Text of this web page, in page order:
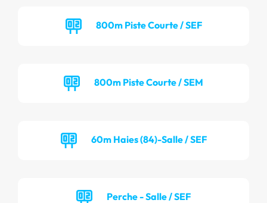
800m Piste Courte / SEF
800m Piste Courte / SEM
60m Haies (84)-Salle / SEF
Perche - Salle / SEF